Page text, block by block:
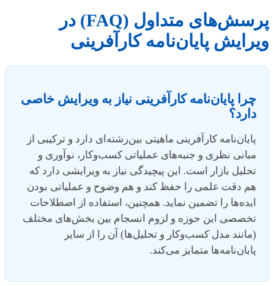
پرسش‌های متداول (FAQ) در
ویرایش پایان‌نامه کارآفرینی
چرا پایان‌نامه کارآفرینی نیاز به ویرایش خاصی
دارد؟
پایان‌نامه کارآفرینی ماهیتی بین‌رشته‌ای دارد و ترکیبی از
مبانی نظری و جنبه‌های عملیاتی کسب‌وکار، نوآوری و
تحلیل بازار است. این پیچیدگی نیاز به ویرایشی دارد که
هم دقت علمی را حفظ کند و هم وضوح و عملیاتی بودن
ایده‌ها را تضمین نماید. همچنین، استفاده از اصطلاحات
تخصصی این حوزه و لزوم انسجام بین بخش‌های مختلف
(مانند مدل کسب‌وکار و تحلیل‌ها) آن را از سایر
پایان‌نامه‌ها متمایز می‌کند.